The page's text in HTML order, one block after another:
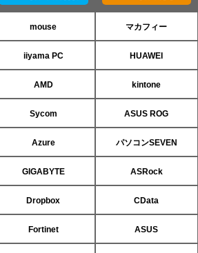
mouse マカフィー
iiyama PC HUAWEI
AMD kintone
Sycom ASUS ROG
Azure パソコンSEVEN
GIGABYTE ASRock
Dropbox CData
Fortinet ASUS